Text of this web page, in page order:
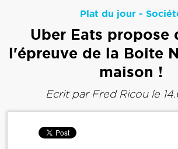
Plat du jour-
Uber Eats propose
l'épreuve de la Boite
maison !
Ecrit par Fred Ricoule